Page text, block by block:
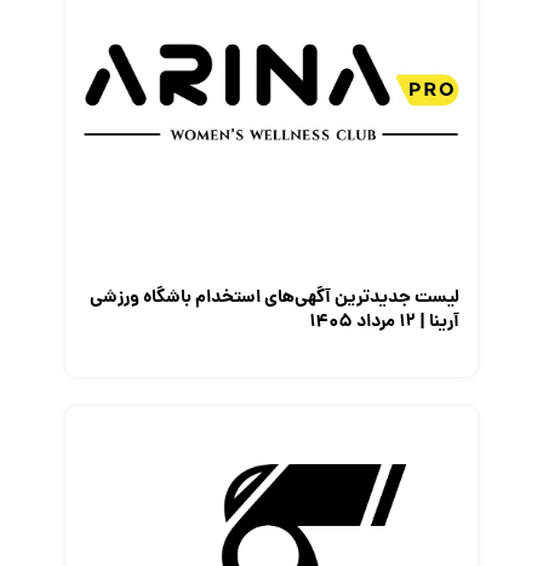
لیست جدیدترین آگهی‌های استخدام باشگاه ورزشی
آرینا | ۱۲ مرداد ۱۴۰۵